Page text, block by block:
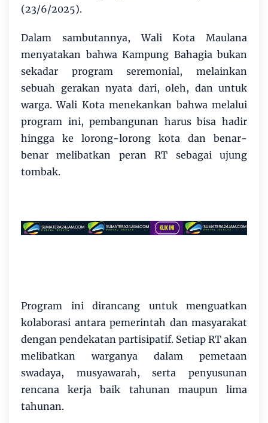
(23/6/2025).
Dalam sambutannya, Wali Kota Maulana
menyatakan bahwa Kampung Bahagia bukan
sekadar program seremonial, melainkan
sebuah gerakan nyata dari, oleh, dan untuk
warga. Wali Kota menekankan bahwa melalui
program ini, pembangunan harus bisa hadir
hingga ke lorong-lorong kota dan benar-
benar melibatkan peran RT sebagai ujung
tombak.
Program ini dirancang untuk menguatkan
kolaborasi antara pemerintah dan masyarakat
dengan pendekatan partisipatif. Setiap RT akan
melibatkan warganya dalam pemetaan
swadaya, musyawarah, serta penyusunan
rencana kerja baik tahunan maupun lima
tahunan.